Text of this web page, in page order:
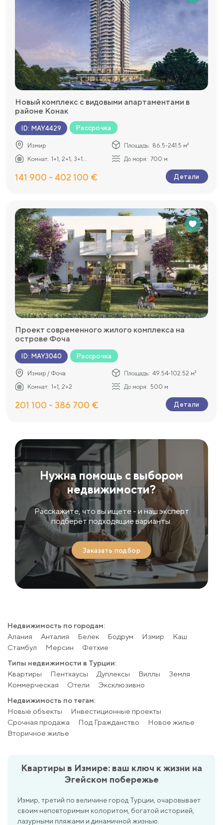
Новый комплекс с видовыми апартаментами в
районе Конак
ID: MAY4429 Рассрочка
Измир Площадь: 86.5-241.5 м²
Комнат: 1+1, 2+1, 3+1... До моря: 700 м
141 900 - 402 100 € Детали
Проект современного жилого комплекса на
острове Фоча
ID: MAY3040 Рассрочка
Измир / Фоча Площадь: 49.54-102.52 м²
Комнат: 1+1, 2+2 До моря: 500 м
201 100 - 386 700 € Детали
Нужна помощь с выбором
недвижимости?
Расскажите, что вы ищете - и наш эксперт
подберёт подходящие варианты.
Заказать подбор
Недвижимость по городам:
Алания
Анталия Белек Бодрум Измир
Каш
Стамбул
Мерсин
Фетхие
Типы недвижимости в Турции:
Квартиры
Пентхаусы Дуплексы Виллы
Земля
Коммерческая
Отели
Эксклюзивно
Недвижимость по тегам:
Новые объекты
Инвестиционные проекты
Срочная продажа
Под Гражданство
Новое жилье
Вторичное жилье
Квартиры в Измире: ваш ключ к жизни на
Эгейском побережье
Измир, третий по величине город Турции, очаровывает
своим неповторимым колоритом, богатой историей,
лазурными пляжами и динамичной жизнью.